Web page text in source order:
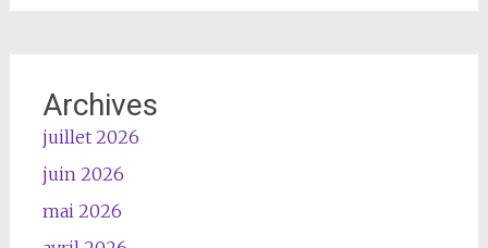
Archives
juillet 2026
juin 2026
mai 2026